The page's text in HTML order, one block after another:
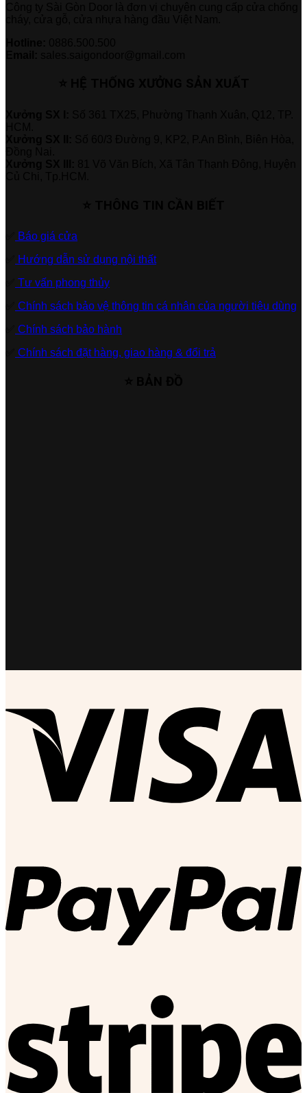
Báo giá cửa
Hướng dẫn sử dụng nội thất
Tư vấn phong thủy
Chính sách bảo vệ thông tin cá nhân của người tiêu dùng
Chính sách bảo hành
Chính sách đặt hàng, giao hàng & đổi trả